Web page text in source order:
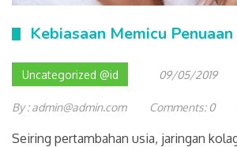
Kebiasaan Memicu
Uncategorized @id 09/05/2019
By : admin@admin.com Comments: 0
Seiring pertambahan usia, jaringan